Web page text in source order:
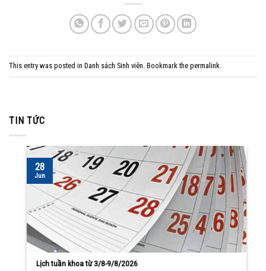
This entry was posted in Danh sách Sinh viên. Bookmark the permalink.
TIN TỨC
Lịch tuần khoa từ 3/8-9/8/2026
28
Jun